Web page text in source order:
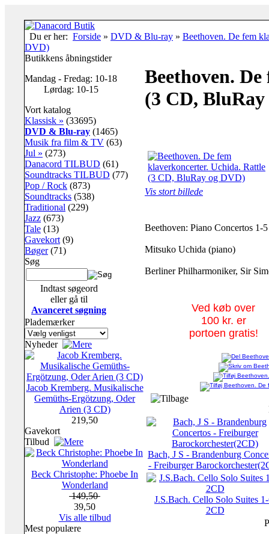
Du er her: Forside » DVD & Blu-ray » Beethoven. De fem
DVD)
Butikkens åbningstider
Mandag - Fredag: 10-18
Lørdag: 10-15
Vort katalog
Klassisk » (33695)
DVD & Blu-ray (1465)
Musik fra film & TV (63)
Jul » (273)
Danacord TILBUD (61)
Soundtracks TILBUD (77)
Pop / Rock (873)
Soundtracks (538)
Traditional (229)
Jazz (673)
Tale (13)
Gavekort (9)
Bøger(71)
Søg
Indtast søgeord
eller gå til
Avanceret søgning
Plademærker
Nyheder
Jacob Kremberg. Musikalische
Gemüths-Ergötzung, Oder
Arien (3 CD)
219,50
Gavekort
Tilbud
Beck Christophe: Phoebe In
Wonderland
149,50
39,50
Vis alle tilbud
Mest populære
Beethoven.
(3 CD,
Vis stort billede
Beethoven: Piano Concertos 1-5
Mitsuko Uchida (piano)
Berliner Philharmoniker, Sir
Ved køb over
100 kr. er
portoen gratis!
Bach, J S - Brandenburg
- Freiburger
J.S.Bach. Cello Solo Suites
2CD